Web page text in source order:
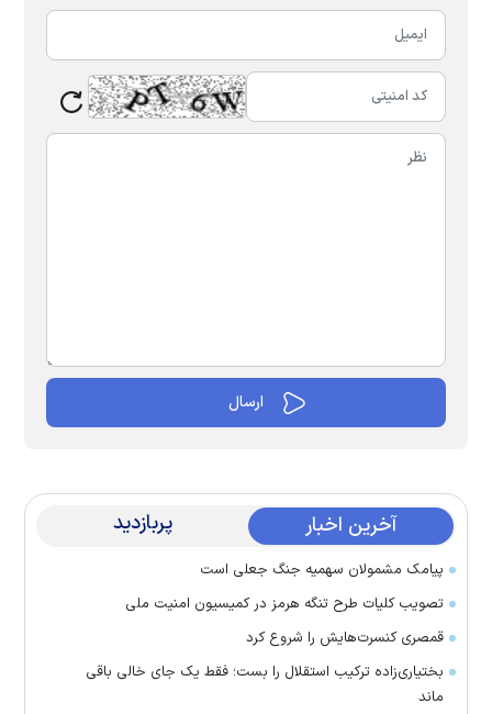
آخرین اخبار پربازدید
پیامک مشمولان سهمیه جنگ جعلی است
تصویب کلیات طرح تنگه هرمز در کمیسیون امنیت ملی
قمصری کنسرت‌هایش را شروع کرد
بختیاری‌زاده ترکیب استقلال را بست؛ فقط یک جای خالی باقی
ماند